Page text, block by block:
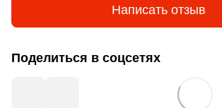
Написать отзыв
Поделиться в соцсетях